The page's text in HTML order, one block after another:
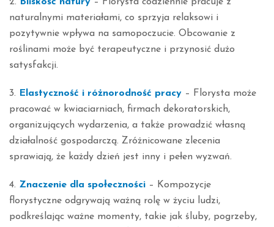
naturalnymi materiałami, co sprzyja relaksowi i
pozytywnie wpływa na samopoczucie. Obcowanie z
roślinami może być terapeutyczne i przynosić dużo
satysfakcji.
3. Elastyczność i różnorodność pracy – Florysta może
pracować w kwiaciarniach, firmach dekoratorskich,
organizujących wydarzenia, a także prowadzić własną
działalność gospodarczą. Zróżnicowane zlecenia
sprawiają, że każdy dzień jest inny i pełen wyzwań.
4. Znaczenie dla społeczności – Kompozycje
florystyczne odgrywają ważną rolę w życiu ludzi,
podkreślając ważne momenty, takie jak śluby, pogrzeby,